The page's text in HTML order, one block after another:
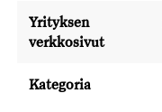
Yrityksen
verkkosivut
Kategoria